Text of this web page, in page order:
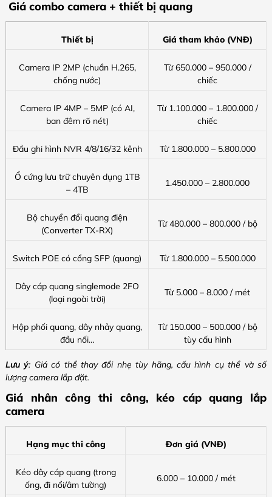
Giá combo camera + thiết bị quang
Thiết bị Giá tham khảo (VNĐ)
Camera IP 2MP (chuẩn H.265,
chống nước)
Từ 650.000 – 950.000 /
chiếc
Camera IP 4MP – 5MP (có AI,
ban đêm rõ nét)
Từ 1.100.000 – 1.800.000 /
chiếc
Đầu ghi hình NVR 4/8/16/32 kênh Từ 1.800.000 – 5.800.000
Ổ cứng lưu trữ chuyên dụng 1TB
– 4TB
1.450.000 – 2.800.000
Bộ chuyển đổi quang điện
(Converter TX-RX)
Từ 480.000 – 800.000 / bộ
Switch POE có cổng SFP (quang) Từ 1.800.000 – 5.500.000
Dây cáp quang singlemode 2FO
(loại ngoài trời)
Từ 5.000 – 8.000 / mét
Hộp phối quang, dây nhảy quang,
đầu nối…
Từ 150.000 – 500.000 / bộ
tùy cấu hình
Lưu ý: Giá có thể thay đổi nhẹ tùy hãng, cấu hình cụ thể và số
lượng camera lắp đặt.
Giá nhân công thi công, kéo cáp quang lắp
camera
Hạng mục thi công Đơn giá (VNĐ)
Kéo dây cáp quang (trong
ống, đi nổi/âm tường)
6.000 – 10.000 / mét